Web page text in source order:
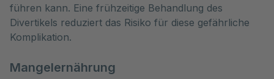
führen kann. Eine frühzeitige Behandlung des
Divertikels reduziert das Risiko für diese gefährliche
Komplikation.
Mangelernährung